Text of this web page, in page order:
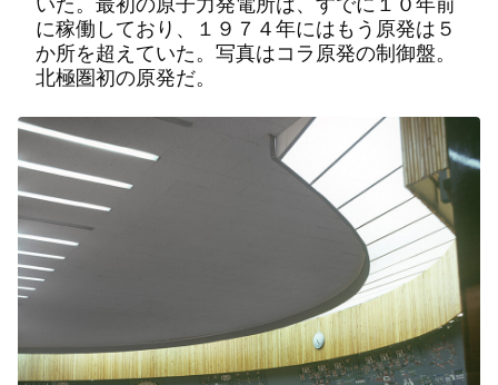
に稼働しており、１９７４年にはもう原発は５
か所を超えていた。写真はコラ原発の制御盤。
北極圏初の原発だ。